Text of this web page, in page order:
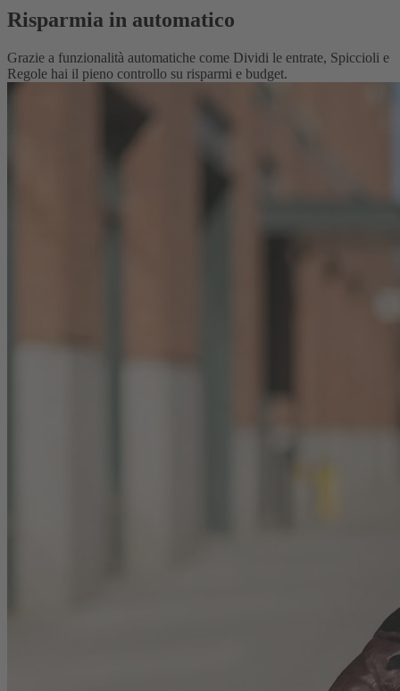
Risparmia in automatico
Grazie a funzionalità automatiche come Dividi le entrate, Spiccioli e
Regole hai il pieno controllo su risparmi e budget.